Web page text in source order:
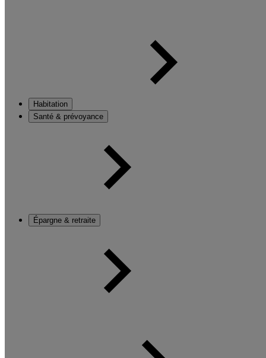
Habitation
Santé & prévoyance
Épargne & retraite